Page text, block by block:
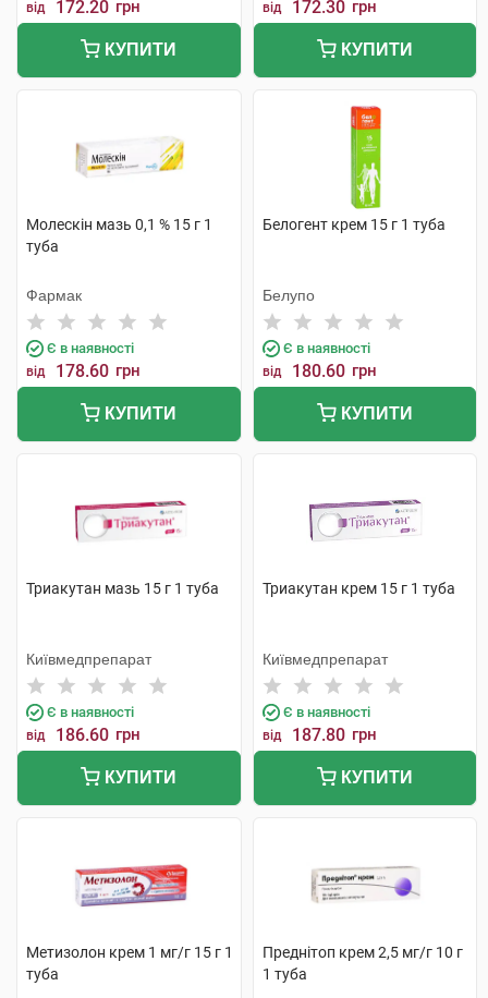
від 172.20 грн
КУПИТИ
від 172.30 грн
КУПИТИ
Молескін мазь 0,1 % 15 г 1
туба
Фармак
Є в наявності
від 178.60 грн
КУПИТИ
Белогент крем 15 г 1 туба
Белупо
Є в наявності
від 180.60 грн
КУПИТИ
Триакутан мазь 15 г 1 туба
Київмедпрепарат
Є в наявності
від 186.60 грн
КУПИТИ
Триакутан крем 15 г 1 туба
Київмедпрепарат
Є в наявності
від 187.80 грн
КУПИТИ
Метизолон крем 1 мг/г 15 г 1
туба
Преднітоп крем 2,5 мг/г 10 г
1 туба